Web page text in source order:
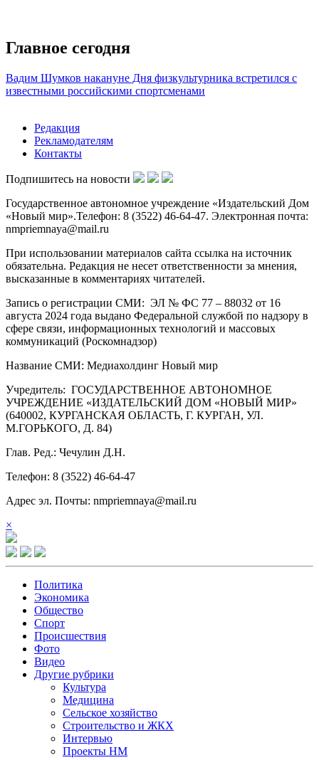
Главное сегодня
Вадим Шумков накануне Дня физкультурника встретился с
известными российскими спортсменами
Редакция
Рекламодателям
Контакты
Подпишитесь на новости
Государственное автономное учреждение «Издательский Дом
«Новый мир».Телефон: 8 (3522) 46-64-47. Электронная почта:
nmpriemnaya@mail.ru
При использовании материалов сайта ссылка на источник
обязательна. Редакция не несет ответственности за мнения,
высказанные в комментариях читателей.
Запись о регистрации СМИ: ЭЛ № ФС 77 – 88032 от 16
августа 2024 года выдано Федеральной службой по надзору в
сфере связи, информационных технологий и массовых
коммуникаций (Роскомнадзор)
Название СМИ: Медиахолдинг Новый мир
Учредитель: ГОСУДАРСТВЕННОЕ АВТОНОМНОЕ
УЧРЕЖДЕНИЕ «ИЗДАТЕЛЬСКИЙ ДОМ «НОВЫЙ МИР»
(640002, КУРГАНСКАЯ ОБЛАСТЬ, Г. КУРГАН, УЛ.
М.ГОРЬКОГО, Д. 84)
Глав. Ред.: Чечулин Д.Н.
Телефон: 8 (3522) 46-64-47
Адрес эл. Почты: nmpriemnaya@mail.ru
×
Политика
Экономика
Общество
Спорт
Происшествия
Фото
Видео
Другие рубрики
Культура
Медицина
Сельское хозяйство
Строительство и ЖКХ
Интервью
Проекты НМ